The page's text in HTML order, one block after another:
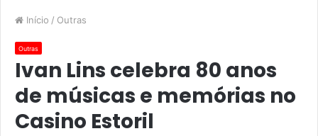
Início / Outras
Outras
Ivan Lins celebra 80 anos
de músicas e memórias no
Casino Estoril